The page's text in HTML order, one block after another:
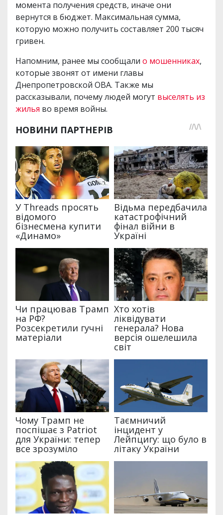
момента получения средств, иначе они
вернутся в бюджет. Максимальная сумма,
которую можно получить составляет 200 тысяч
гривен.
Напомним, ранее мы сообщали о мошенниках,
которые звонят от имени главы
Днепропетровской ОВА. Также мы
рассказывали, почему людей могут выселять из
жилья во время войны.